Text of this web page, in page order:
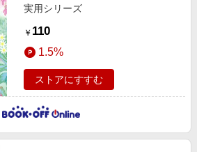
実用シリーズ
￥ 110
1.5%
ストアにすすむ